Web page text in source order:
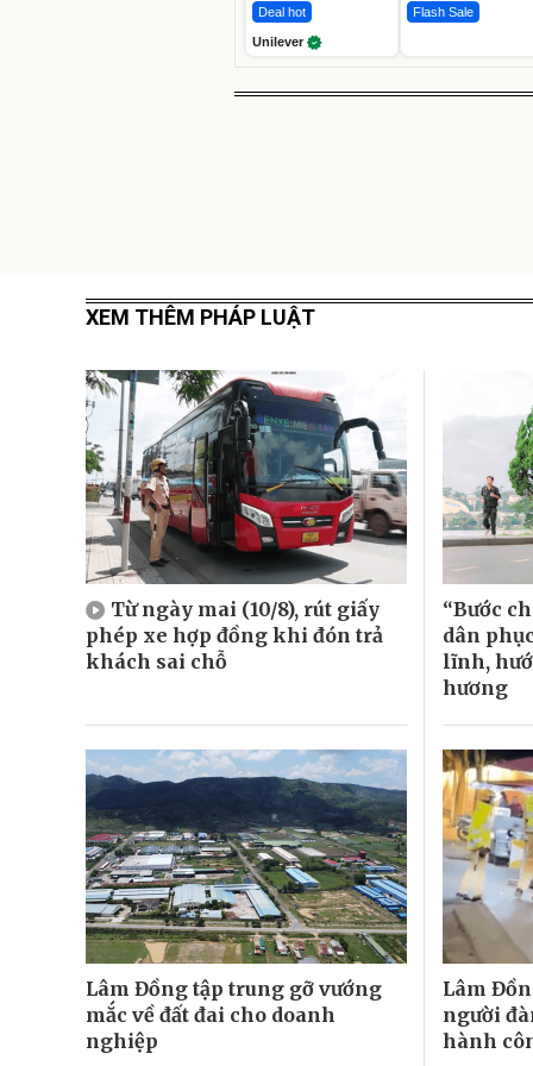
Deal hot
Unilever
Flash Sale
XEM THÊM PHÁP LUẬT
Từ ngày mai (10/8), rút giấy
phép xe hợp đồng khi đón trả
khách sai chỗ
“Bước
dân
lĩnh,
hương
Lâm Đồng tập trung gỡ vướng
mắc về đất đai cho doanh
nghiệp
Lâm
người
hành